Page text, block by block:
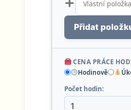
Přidat
CENA PRÁCE
Hodinově
Počet hodin: